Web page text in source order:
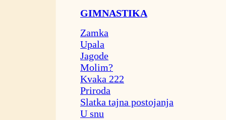
GIMNASTIKA
Zamka
Upala
Jagode
Molim?
Kvaka 222
Priroda
Slatka tajna postojanja
U snu